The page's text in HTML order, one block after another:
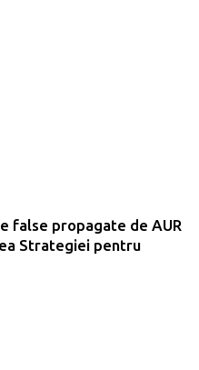
false propagate de AUR
Strategiei pentru